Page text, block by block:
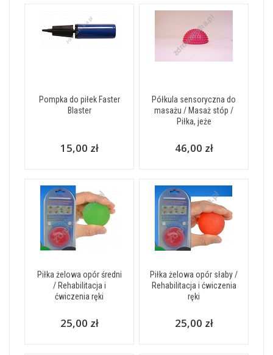
Pompka do piłek Faster
Blaster
15,00 zł
Półkula sensoryczna do
masażu / Masaż stóp /
Piłka, jeże
46,00 zł
Piłka żelowa opór średni
/ Rehabilitacja i
ćwiczenia ręki
25,00 zł
Piłka żelowa opór słaby /
Rehabilitacja i ćwiczenia
ręki
25,00 zł